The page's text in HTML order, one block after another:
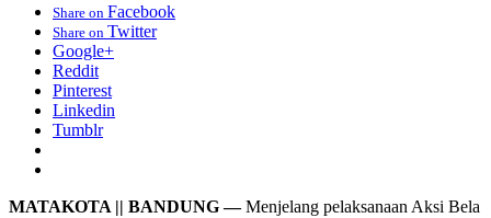
Share on Facebook
Share on Twitter
Google+
Reddit
Pinterest
Linkedin
Tumblr
MATAKOTA || BANDUNG —Menjelang pelaksanaan Aksi Bela